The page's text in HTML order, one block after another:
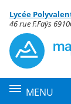
Menu de la
Contenu
Lycée
46 rue F.Faÿs
MENU